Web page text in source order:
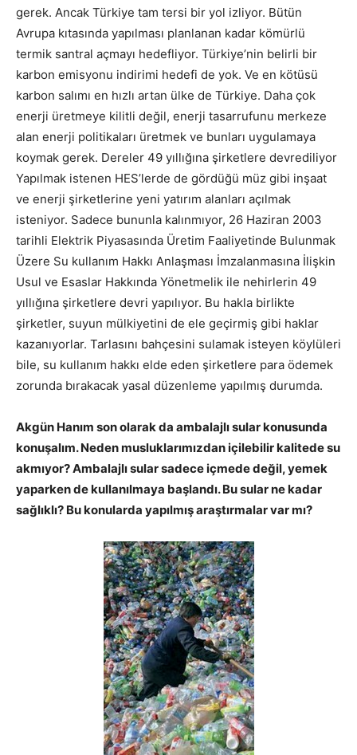
gerek. Ancak Türkiye tam tersi bir yol izliyor. Bütün
Avrupa kıtasında yapılması planlanan kadar kömürlü
termik santral açmayı hedefliyor. Türkiye’nin belirli bir
karbon emisyonu indirimi hedefi de yok. Ve en kötüsü
karbon salımı en hızlı artan ülke de Türkiye. Daha çok
enerji üretmeye kilitli değil, enerji tasarrufunu merkeze
alan enerji politikaları üretmek ve bunları uygulamaya
koymak gerek. Dereler 49 yıllığına şirketlere devrediliyor
Yapılmak istenen HES’lerde de gördüğü müz gibi inşaat
ve enerji şirketlerine yeni yatırım alanları açılmak
isteniyor. Sadece bununla kalınmıyor, 26 Haziran 2003
tarihli Elektrik Piyasasında Üretim Faaliyetinde Bulunmak
Üzere Su kullanım Hakkı Anlaşması İmzalanmasına İlişkin
Usul ve Esaslar Hakkında Yönetmelik ile nehirlerin 49
yıllığına şirketlere devri yapılıyor. Bu hakla birlikte
şirketler, suyun mülkiyetini de ele geçirmiş gibi haklar
kazanıyorlar. Tarlasını bahçesini sulamak isteyen köylüleri
bile, su kullanım hakkı elde eden şirketlere para ödemek
zorunda bırakacak yasal düzenleme yapılmış durumda.
Akgün Hanım son olarak da ambalajlı sular konusunda
konuşalım. Neden musluklarımızdan içilebilir kalitede su
akmıyor? Ambalajlı sular sadece içmede değil, yemek
yaparken de kullanılmaya başlandı. Bu sular ne kadar
sağlıklı? Bu konularda yapılmış araştırmalar var mı?